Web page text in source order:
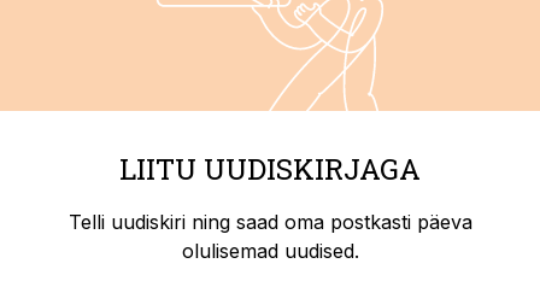
LIITU UUDISKIRJAGA
Telli uudiskiri ning saad oma postkasti päeva
olulisemad uudised.